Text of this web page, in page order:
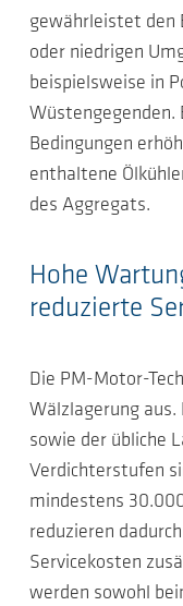
gewährleistet den
oder niedrigen
beispielsweise in
Wüstengegenden.
Bedingungen
enthaltene
des Aggregats.
Hohe
reduzierte
Die PM-Motor-
Wälzlagerung
sowie der übliche
Verdichterstufen
mindestens
reduzieren
Servicekosten
werden sowohl